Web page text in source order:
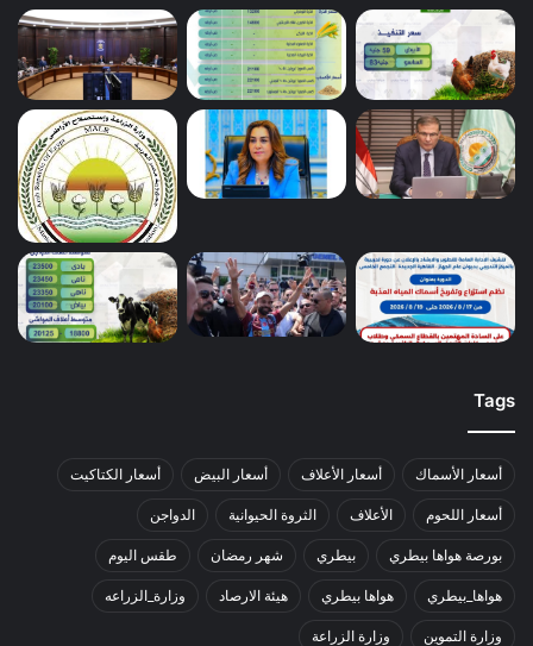
Tags
أسعار الأسماك أسعار الأعلاف أسعار البيض أسعار الكتاكيت
أسعار اللحوم الأعلاف الثروة الحيوانية الدواجن
بورصة هواها بيطري بيطري شهر رمضان طقس اليوم
هواها_بيطري هواها بيطري هيئة الارصاد وزارة_الزراعه
وزارة التموين وزارة الزراعة